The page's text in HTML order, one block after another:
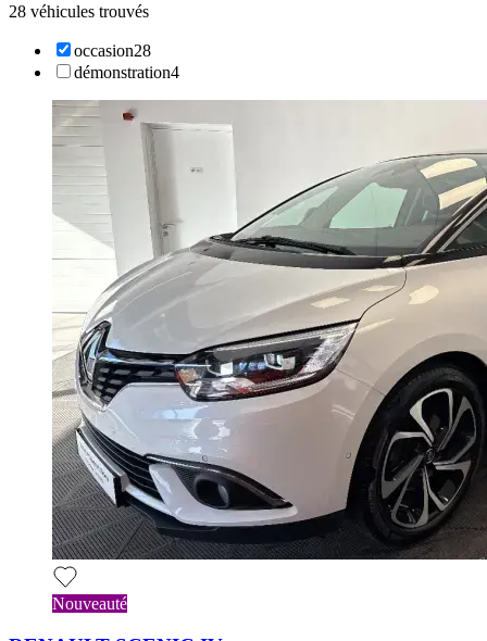
28 véhicules trouvés
occasion28
démonstration4
Nouveauté